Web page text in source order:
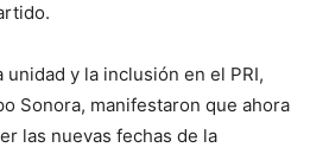
y la inclusión en el PRI,
Sonora, manifestaron que ahora
las nuevas fechas de la